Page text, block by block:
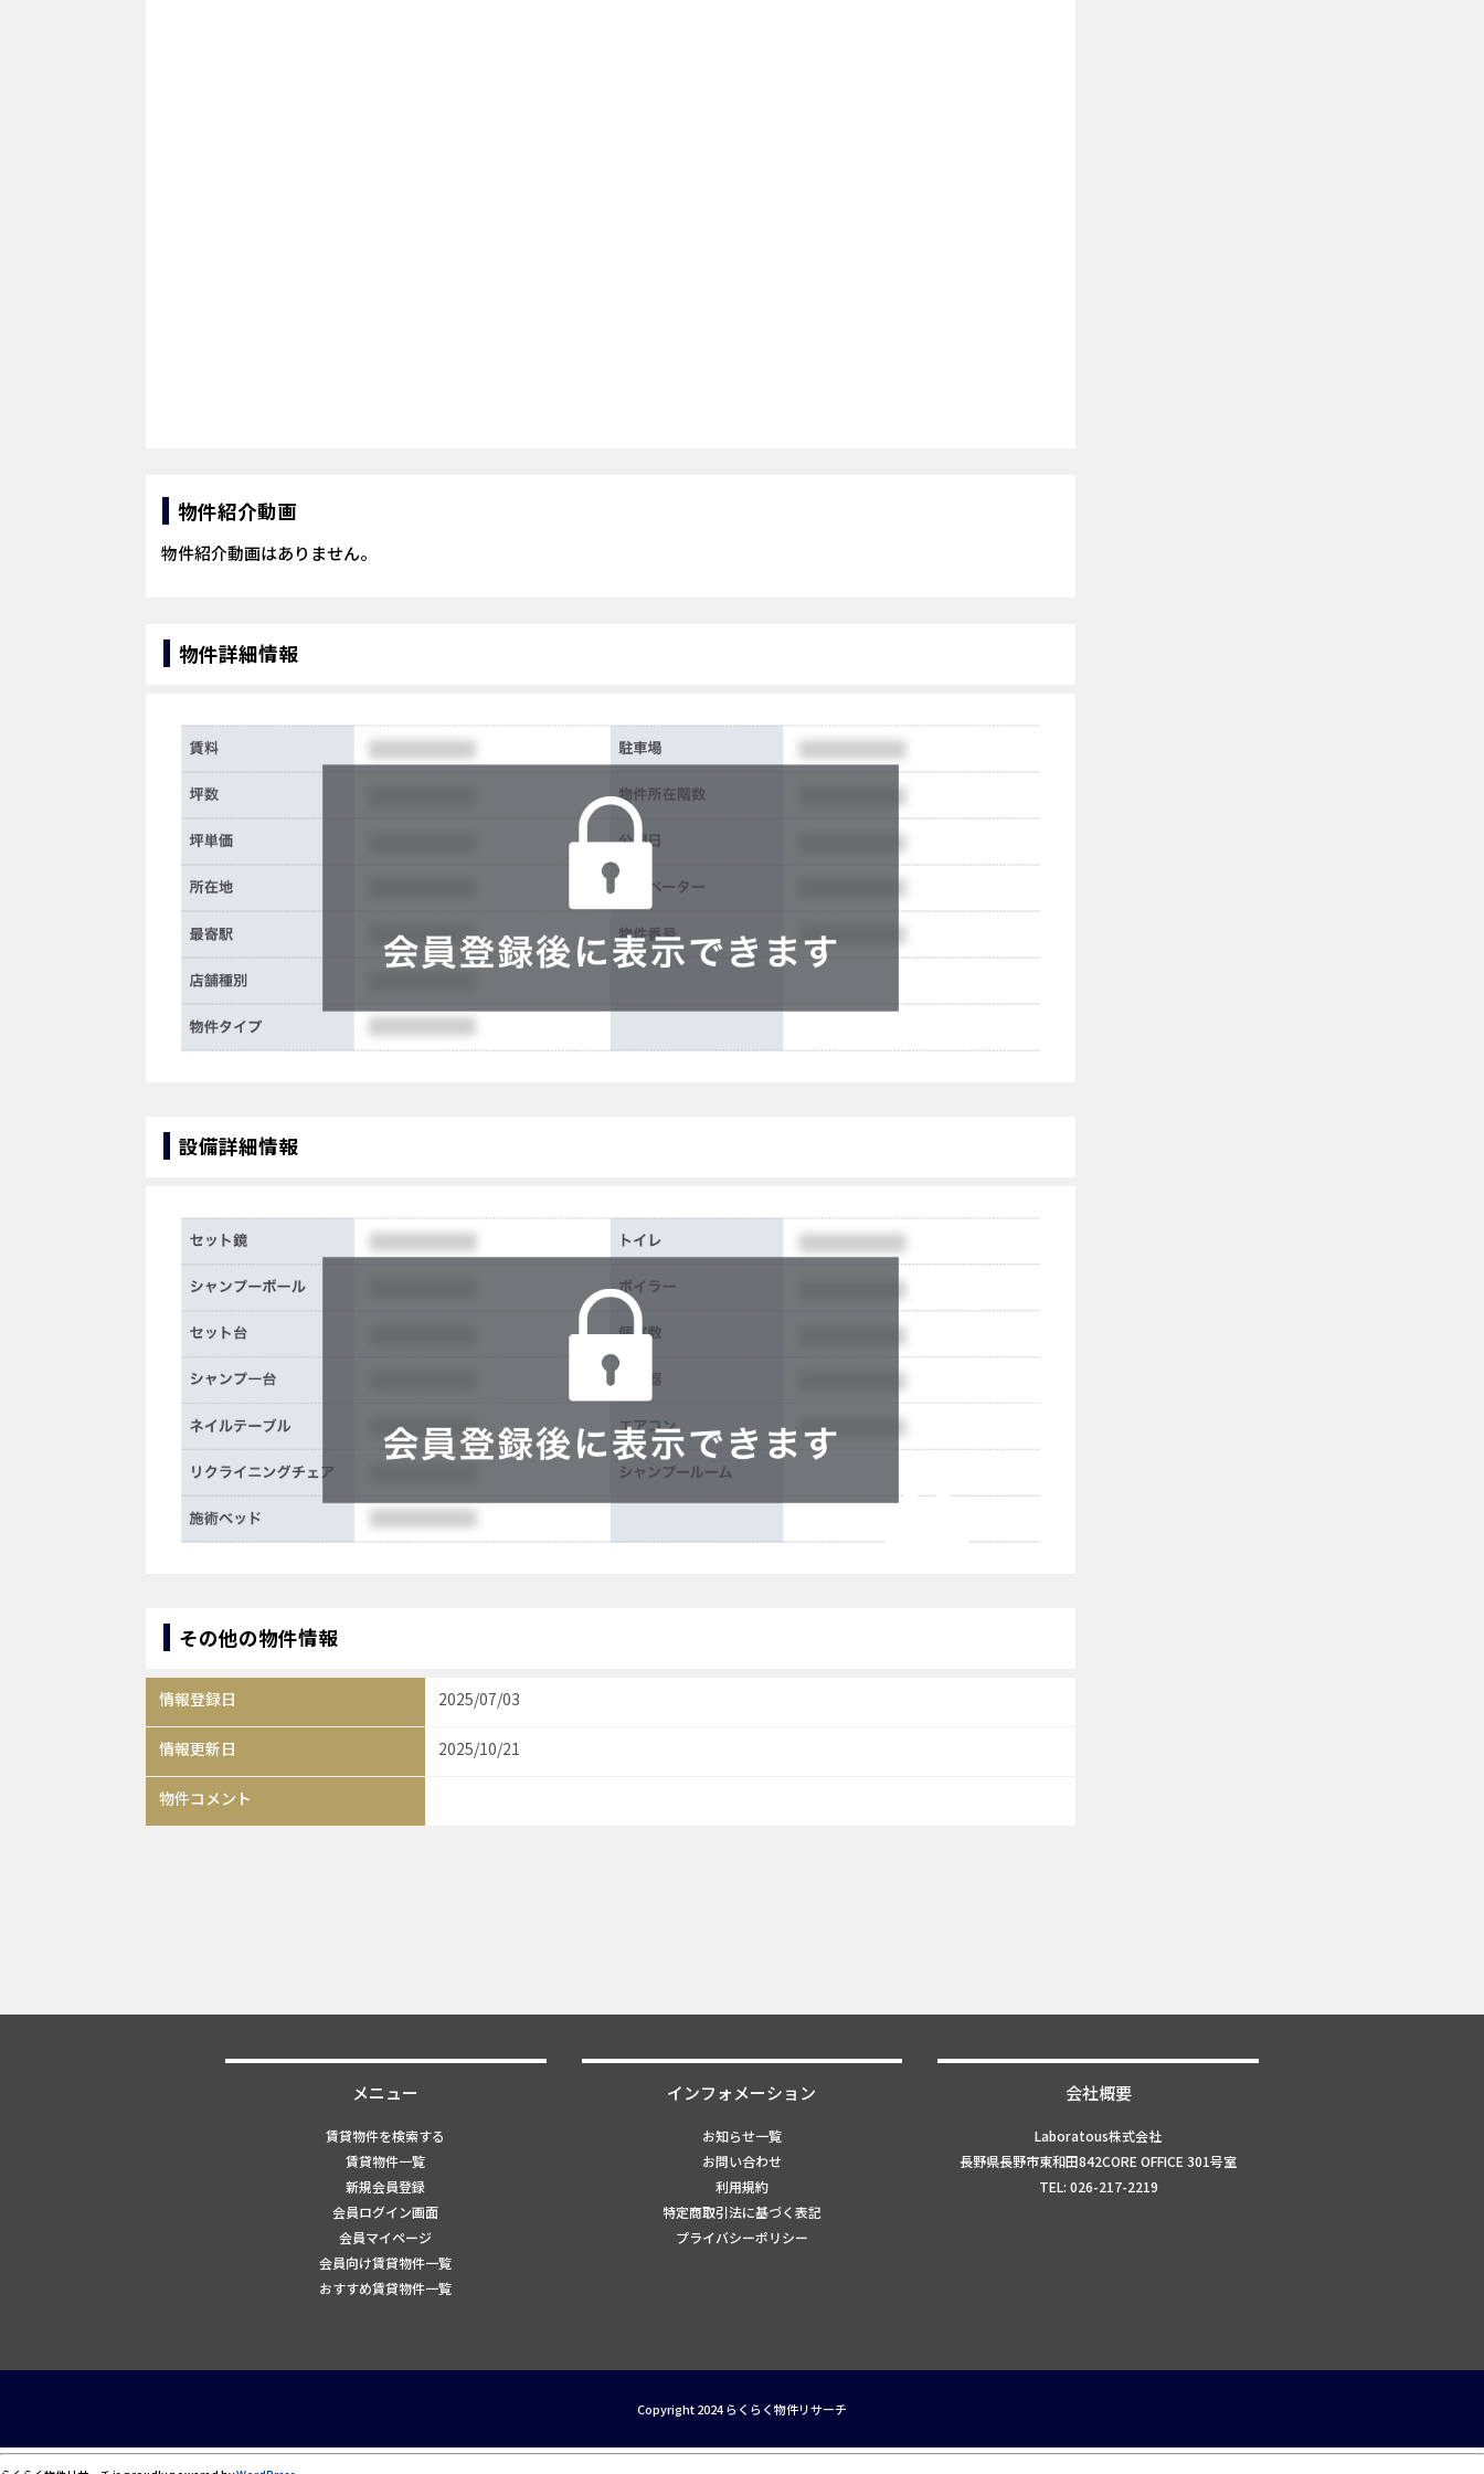
物件紹介動画
物件紹介動画はありません。
物件詳細情報
設備詳細情報
その他の物件情報
情報登録日 2025/07/03
情報更新日 2025/10/21
物件コメント
メニュー
賃貸物件を検索する
賃貸物件一覧
新規会員登録
会員ログイン画面
会員マイページ
会員向け賃貸物件一覧
おすすめ賃貸物件一覧
インフォメーション
お知らせ一覧
お問い合わせ
利用規約
特定商取引法に基づく表記
プライバシーポリシー
会社概要
Laboratous株式会社
長野県長野市東和田842CORE OFFICE 301号室
TEL: 026-217-2219
Copyright 2024 らくらく物件リサーチ